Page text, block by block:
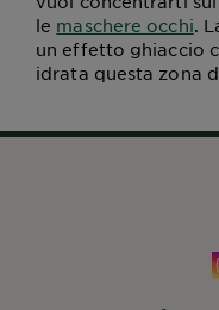
le maschere occhi.
un effetto ghiaccio
idrata questa zona